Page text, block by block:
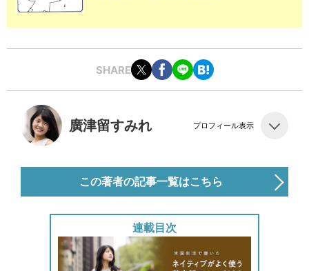
SHARE
廣津留すみれ プロフィール表示
この著者の記事一覧はこちら
連載目次